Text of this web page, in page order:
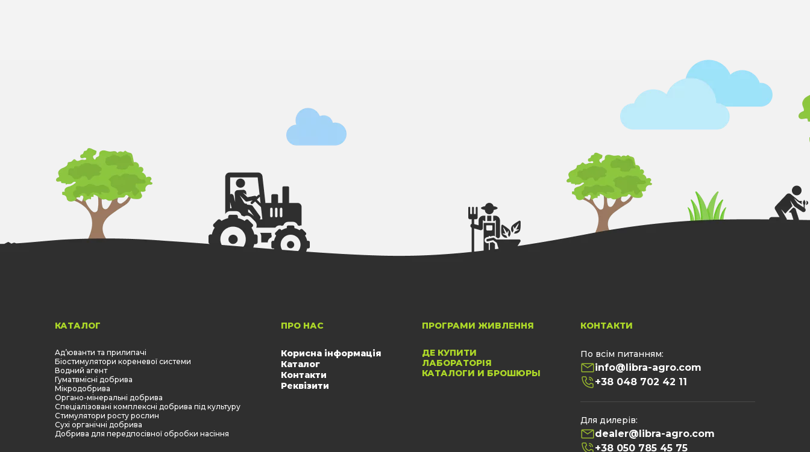
КАТАЛОГ
Aд’юванти та прилипачі
Біостимулятори кореневої системи
Водний агент
Гуматвмісні добрива
Мікродобрива
Органо-мінеральні добрива
Спеціалізовані комплексні добрива під культуру
Стимулятори росту рослин
Сухі органічні добрива
Добрива для передпосівної обробки насіння
ПРО НАС
Корисна інформація
Каталог
Контакти
Реквізити
ПРОГРАМИ ЖИВЛЕННЯ
ДЕ КУПИТИ
ЛАБОРАТОРІЯ
КАТАЛОГИ И БРОШЮРЫ
КОНТАКТИ
По всім питанням:
info@libra-agro.com
+38 048 702 42 11
Для дилерів:
dealer@libra-agro.com
+38 050 785 45 75